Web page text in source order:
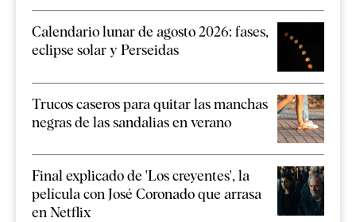
Calendario lunar de agosto 2026: fases,
eclipse solar y Perseidas
Trucos caseros para quitar las manchas
negras de las sandalias en verano
Final explicado de 'Los creyentes', la
película con José Coronado que arrasa
en Netflix